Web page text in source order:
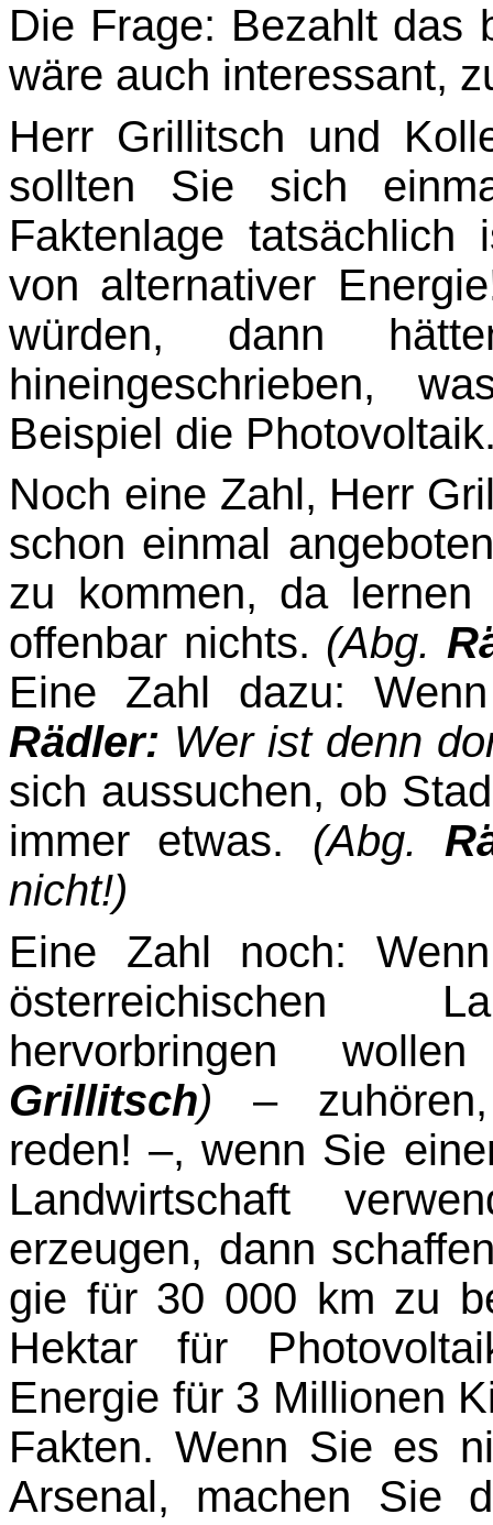
Die Frage: Bezahlt das
wäre auch interessant,
Herr Grillitsch und
sollten Sie sich
Faktenlage
von alternativer
würden, dann
hineingeschrieben,
Beispiel die
Noch eine Zahl, Herr
schon einmal
zu kommen, da
offenbar nichts. (Abg.
Eine Zahl dazu:
Rädler: Wer ist denn
sich aussuchen, ob
immer etwas. (Abg.
nicht!)
Eine Zahl noch:
österreichischen
hervorbringen
Grillitsch) –
reden! –, wenn Sie
Landwirtschaft
erzeugen, dann
gie für 30 000 km zu
Hektar für
Energie für 3 Millionen
Fakten. Wenn Sie es
Arsenal, machen Sie